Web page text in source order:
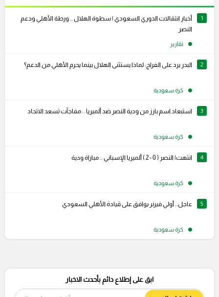
1
أخبار انتقالات الدوري السعودي | سطوة الهلال .. ورطة الأهلي ودعم
النصر
تقارير
2 البدر يرد على الفراج: لماذا يستثنى الهلال بينما يحرم الأهلي من الدعم؟
كرة سعودية
3 استبعاد اسم بارز من ودية النصر ضد ألميريا .. مفاجآت تسعد الاتحاد
كرة سعودية
4 انتهت| النصر ( 0 - 2 ) ألميريا الإسباني .. مباراة ودية
كرة سعودية
5 عاجل.. أولي فيرنر يوافق على قيادة الأهلي السعودي
كرة سعودية
ابق على إطلاع دائم بأحدث الاخبار